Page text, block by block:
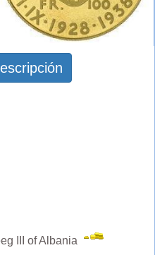
III of Albania